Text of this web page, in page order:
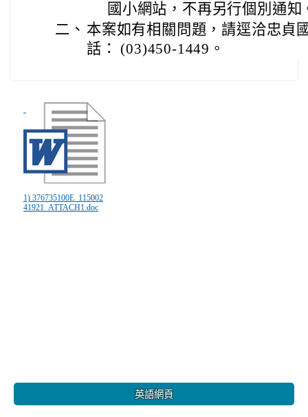
國小網站，不再另行個別通知
二、 本案如有相關問題，請逕洽忠貞
話： (03)450-1449。
1) 376735100E_115002
41921_ATTACH1.doc
英語網頁